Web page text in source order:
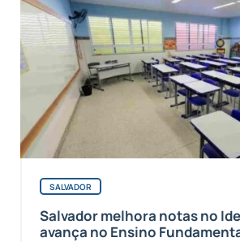
SALVADOR
Salvador melhora notas no
avança no Ensino